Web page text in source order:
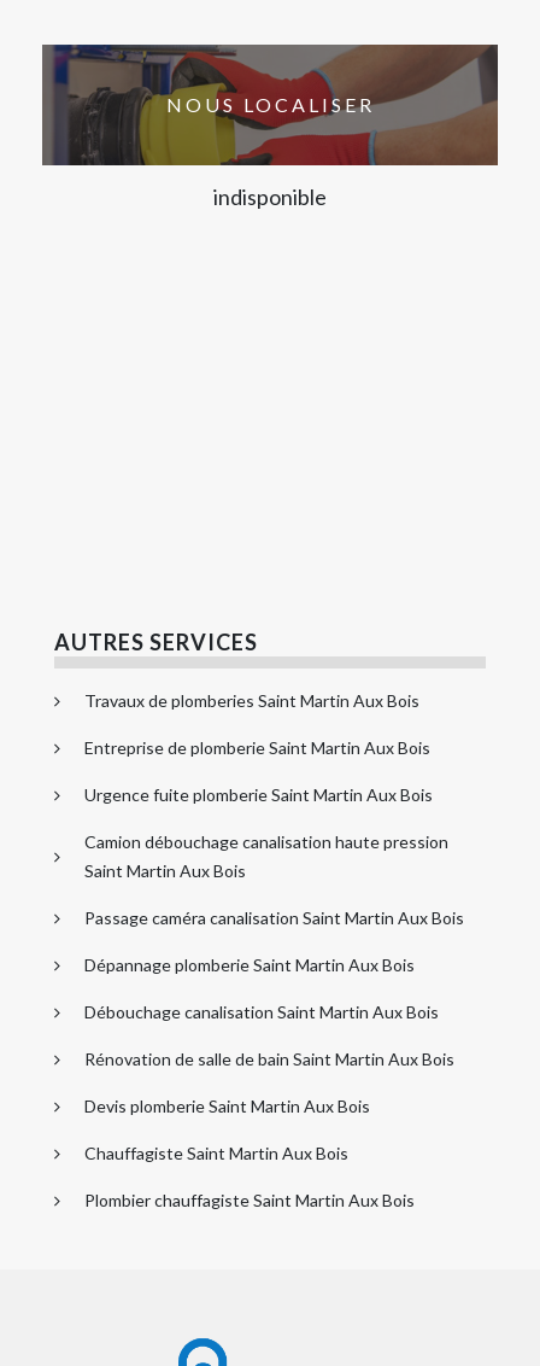
NOUS LOCALISER
indisponible
AUTRES SERVICES
Travaux de plomberies Saint Martin Aux Bois
Entreprise de plomberie Saint Martin Aux Bois
Urgence fuite plomberie Saint Martin Aux Bois
Camion débouchage canalisation haute pression
Saint Martin Aux Bois
Passage caméra canalisation Saint Martin Aux Bois
Dépannage plomberie Saint Martin Aux Bois
Débouchage canalisation Saint Martin Aux Bois
Rénovation de salle de bain Saint Martin Aux Bois
Devis plomberie Saint Martin Aux Bois
Chauffagiste Saint Martin Aux Bois
Plombier chauffagiste Saint Martin Aux Bois